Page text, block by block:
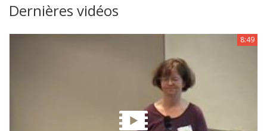
Dernières vidéos
8:49